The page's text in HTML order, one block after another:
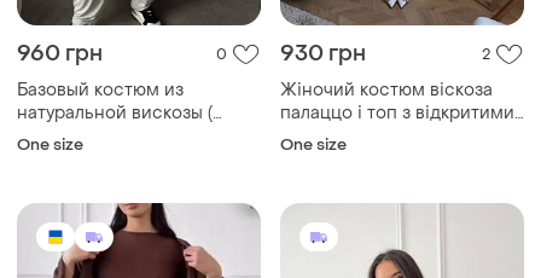
960 грн 0
Базовый костюм из
натуральной вискозы (
меланж, шоколад, черный)
One size
930 грн 2
Жіночий костюм віскоза
палаццо і топ з відкритими
плечима меланж
One size